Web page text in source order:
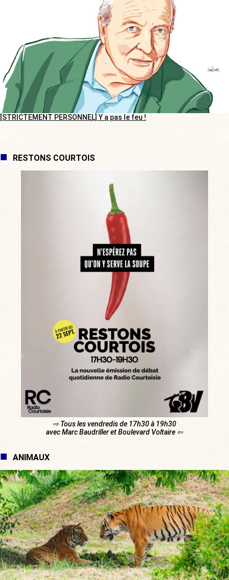
[STRICTEMENT PERSONNEL] Y a pas le feu !
RESTONS COURTOIS
⇨ Tous les vendredis de 17h30 à 19h30
avec Marc Baudriller et Boulevard Voltaire ⇦
ANIMAUX